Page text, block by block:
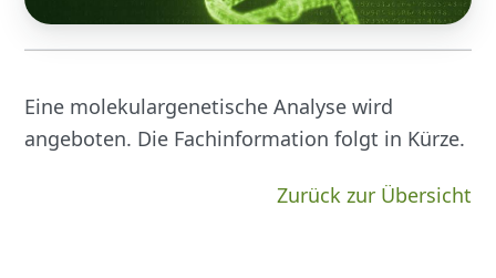
Eine molekulargenetische Analyse wird
angeboten. Die Fachinformation folgt in Kürze.
Zurück zur Übersicht